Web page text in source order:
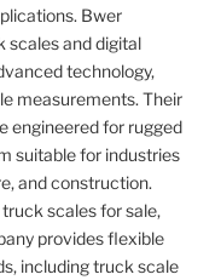
Bwer
scales and digital
technology,
measurements. Their
engineered for rugged
suitable for industries
and construction.
scales for sale,
provides flexible
including truck scale